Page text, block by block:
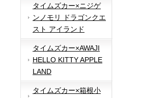
タイムズカー×ニジゲ
ンノモリ ドラゴンクエ
スト アイランド
タイムズカー×AWAJI
HELLO KITTY APPLE
LAND
タイムズカー×箱根小